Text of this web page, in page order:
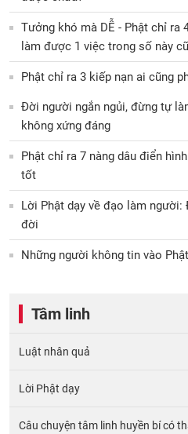
Tưởng khó mà DỄ - Phật chỉ ra
làm được 1 việc trong số này
Phật chỉ ra 3 kiếp nạn ai cũng
Đời người ngắn ngủi, đừng tự
không xứng đáng
Phật chỉ ra 7 nàng dâu điển
tốt
Lời Phật dạy về đạo làm
đời
Những người không tin vào
Tâm linh
Luật nhân quả
Lời Phật dạy
Câu chuyện tâm linh huyền bí có